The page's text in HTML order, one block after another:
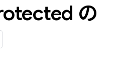
の